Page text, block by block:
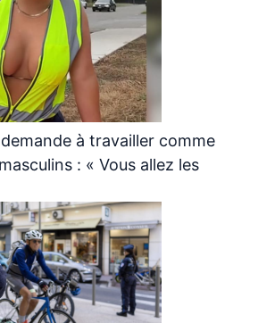
à travailler comme
: « Vous allez les